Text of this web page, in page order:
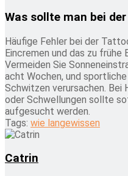
Was sollte man bei
Häufige Fehler bei der
Eincremen und das zu
Vermeiden Sie
acht Wochen, und
Schwitzen verursachen. Bei
oder Schwellungen sollte
aufgesucht werden.
Tags: wie langewissen
Catrin